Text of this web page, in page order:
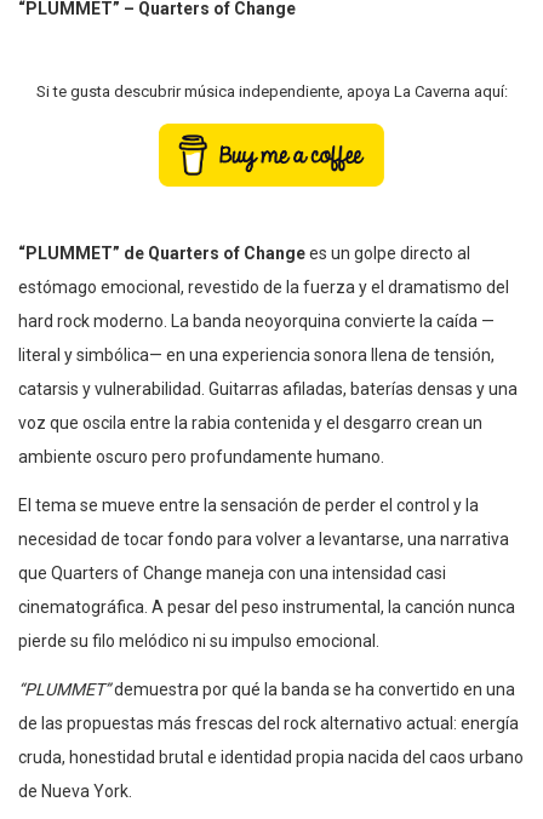
“PLUMMET” – Quarters of Change
Si te gusta descubrir música independiente, apoya La Caverna aquí:
“PLUMMET” de Quarters of Changees un golpe directo al
estómago emocional, revestido de la fuerza y el dramatismo del
hard rock moderno. La banda neoyorquina convierte la caída —
literal y simbólica— en una experiencia sonora llena de tensión,
catarsis y vulnerabilidad. Guitarras afiladas, baterías densas y una
voz que oscila entre la rabia contenida y el desgarro crean un
ambiente oscuro pero profundamente humano.
El tema se mueve entre la sensación de perder el control y la
necesidad de tocar fondo para volver a levantarse, una narrativa
que Quarters of Change maneja con una intensidad casi
cinematográfica. A pesar del peso instrumental, la canción nunca
pierde su filo melódico ni su impulso emocional.
“PLUMMET”demuestra por qué la banda se ha convertido en una
de las propuestas más frescas del rock alternativo actual: energía
cruda, honestidad brutal e identidad propia nacida del caos urbano
de Nueva York.